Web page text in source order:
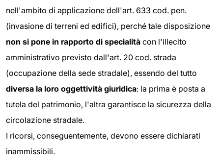
nell'ambito di applicazione dell'art. 633 cod. pen.
(invasione di terreni ed edifici), perché tale disposizione
non si pone in rapporto di specialità con l'illecito
amministrativo previsto dall'art. 20 cod. strada
(occupazione della sede stradale), essendo del tutto
diversa la loro oggettività giuridica: la prima è posta a
tutela del patrimonio, l'altra garantisce la sicurezza della
circolazione stradale.
I ricorsi, conseguentemente, devono essere dichiarati
inammissibili.